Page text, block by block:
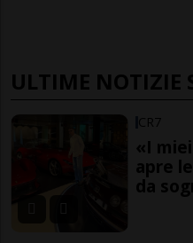
ULTIME NOTIZIE
CR7
«I
apre
da